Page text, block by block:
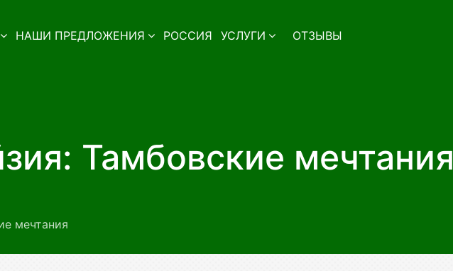
НАШИ ПРЕДЛОЖЕНИЯ РОССИЯ УСЛУГИ ОТЗЫВЫ
Тамбовские мечтания
мечтания